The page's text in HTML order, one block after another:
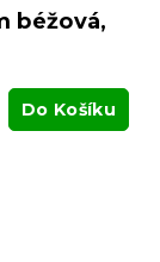
béžová,
Do Košíku